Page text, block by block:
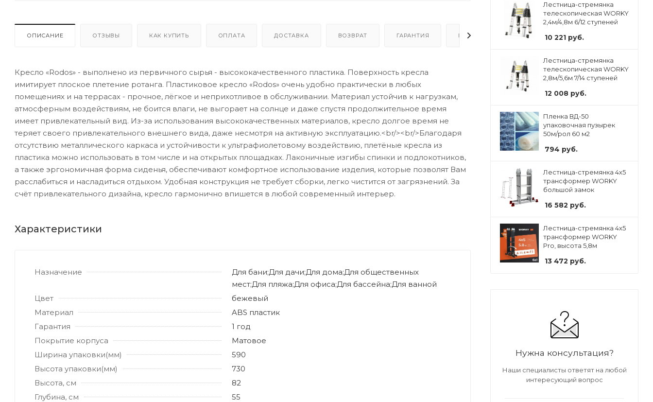
ОПИСАНИЕ ОТЗЫВЫ КАК КУПИТЬ ОПЛАТА ДОСТАВКА ВОЗВРАТ ГАРАНТИЯ ВОПРОС-ОТВЕТ
Кресло «Rodos» - выполнено из первичного сырья - высококачественного пластика. Поверхность кресла
имитирует плоское плетение ротанга. Пластиковое кресло «Rodos» очень удобно практически в любых
помещениях и на террасах - прочное, лёгкое и неприхотливое в обслуживании. Материал устойчив к нагрузкам,
атмосферным воздействиям, не боится влаги, не выгорает на солнце и даже спустя продолжительное время
имеет привлекательный вид. Из-за использования высококачественных материалов, кресло долгое время не
теряет своего привлекательного внешнего вида, даже несмотря на активную эксплуатацию.<br/><br/>Благодаря
отсутствию металлического каркаса и устойчивости к ультрафиолетовому воздействию, плетёные кресла из
пластика можно использовать в том числе и на открытых площадках. Лаконичные изгибы спинки и подлокотников,
а также эргономичная форма сиденья, обеспечивают комфортное использование изделия, которые позволят Вам
расслабиться и насладиться отдыхом. Удобная конструкция не требует сборки, легко чистится от загрязнений. За
счёт привлекательного дизайна, кресло гармонично впишется в любой современный интерьер.
Характеристики
Назначение
Для бани;Для дачи;Для дома;Для общественных
мест;Для пляжа;Для офиса;Для бассейна;Для ванной
Цвет
бежевый
Материал
ABS пластик
Гарантия
1 год
Покрытие корпуса
Матовое
Ширина упаковки(мм)
590
Высота упаковки(мм)
730
Высота, см
82
Глубина, см
55
Лестница-стремянка
телескопическая WORKY
2,4м/4,8м 6/12 ступеней
10 221 руб.
Лестница-стремянка
телескопическая WORKY
2,8м/5,6м 7/14 ступеней
12 008 руб.
Пленка ВД-50
упаковочная пузырек
50м/рол 60 м2
794 руб.
Лестница-стремянка 4х5
трансформер WORKY
большой замок
16 582 руб.
Лестница-стремянка 4x5
трансформер WORKY
Pro, высота 5,8м
13 472 руб.
Нужна консультация?
Наши специалисты ответят на любой
интересующий вопрос